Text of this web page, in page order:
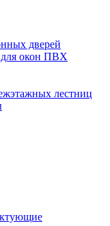
дверей
окон ПВХ
лестниц